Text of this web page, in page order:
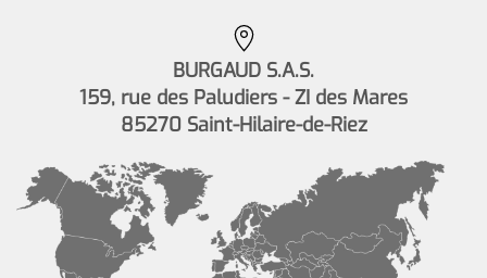
BURGAUD S.A.S.
159, rue des Paludiers - ZI des Mares
85270 Saint-Hilaire-de-Riez